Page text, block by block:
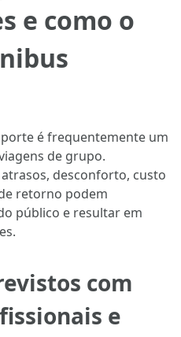
e como o
é frequentemente um
de grupo.
desconforto, custo
retorno podem
público e resultar em
com
e